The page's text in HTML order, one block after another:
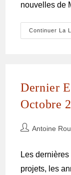
nouvelles de
Continuer La
Dernier
Octobre
Antoine
Les
projets, les